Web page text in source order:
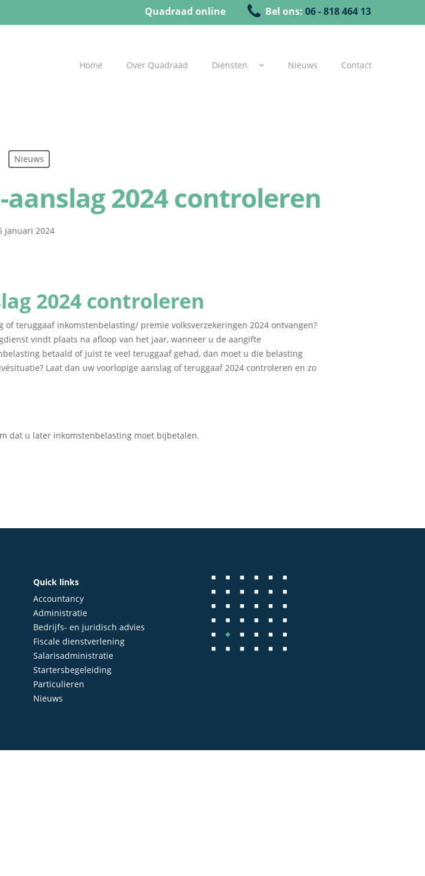
Quadraad online Bel ons: 06 - 818 464 13
Home Over Quadraad Diensten Nieuws Contact
Nieuws
2024 controleren
januari 2024
2024 controleren
teruggaaf inkomstenbelasting/ premie volksverzekeringen 2024 ontvangen?
vindt plaats na afloop van het jaar, wanneer u de aangifte
betaald of juist te veel teruggaaf gehad, dan moet u die belasting
Laat dan uw voorlopige aanslag of teruggaaf 2024 controleren en zo
dat u later inkomstenbelasting moet bijbetalen.
Quick links
Accountancy
Administratie
Bedrijfs- en juridisch advies
Fiscale dienstverlening
Salarisadministratie
Startersbegeleiding
Particulieren
Nieuws